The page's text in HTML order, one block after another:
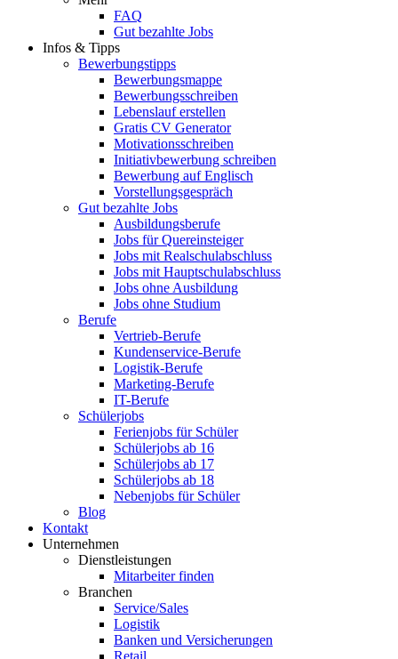
FAQ
Gut bezahlte Jobs
Infos & Tipps
Bewerbungstipps
Bewerbungsmappe
Bewerbungsschreiben
Lebenslauf erstellen
Gratis CV Generator
Motivationsschreiben
Initiativbewerbung schreiben
Bewerbung auf Englisch
Vorstellungsgespräch
Gut bezahlte Jobs
Ausbildungsberufe
Jobs für Quereinsteiger
Jobs mit Realschulabschluss
Jobs mit Hauptschulabschluss
Jobs ohne Ausbildung
Jobs ohne Studium
Berufe
Vertrieb-Berufe
Kundenservice-Berufe
Logistik-Berufe
Marketing-Berufe
IT-Berufe
Schülerjobs
Ferienjobs für Schüler
Schülerjobs ab 16
Schülerjobs ab 17
Schülerjobs ab 18
Nebenjobs für Schüler
Blog
Kontakt
Unternehmen
Dienstleistungen
Mitarbeiter finden
Branchen
Service/Sales
Logistik
Banken und Versicherungen
Retail